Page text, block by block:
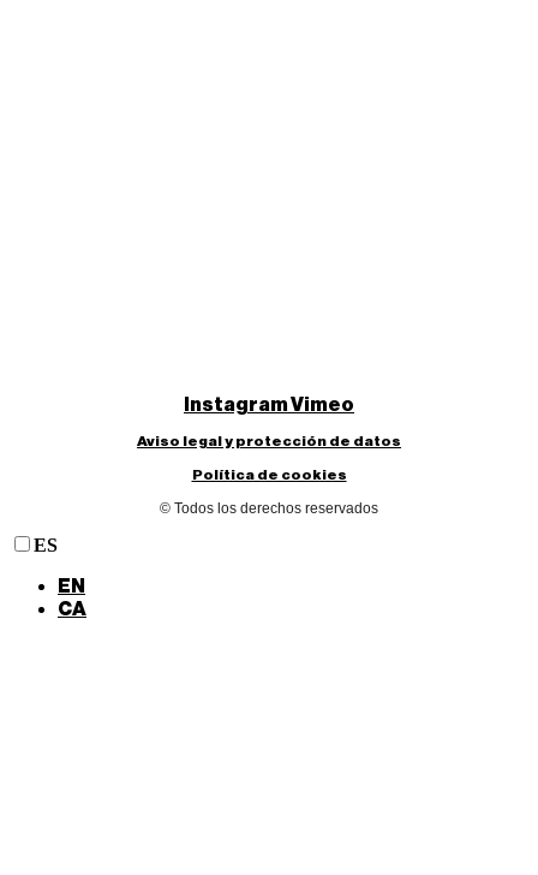
InstagramVimeo
Aviso legal y protección de datos
Política de cookies
© Todos los derechos reservados
ES
EN
CA